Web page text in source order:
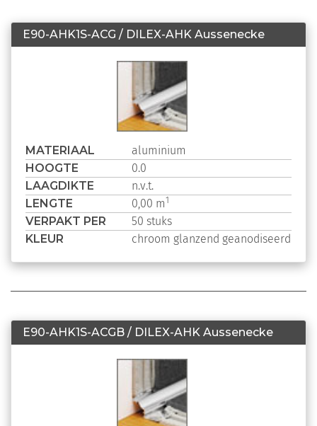
E90-AHK1S-ACG / DILEX-AHK Aussenecke
MATERIAAL aluminium
HOOGTE 0.0
LAAGDIKTE n.v.t.
LENGTE 0,00 m1
VERPAKT PER 50 stuks
KLEUR chroom glanzend geanodiseerd
E90-AHK1S-ACGB / DILEX-AHK Aussenecke